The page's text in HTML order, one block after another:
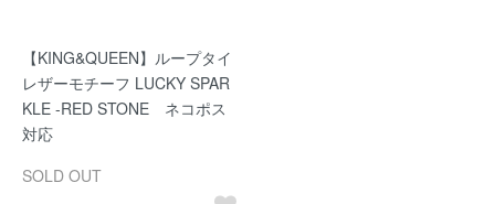
【KING&QUEEN】ループタイ
レザーモチーフ LUCKY SPAR
KLE -RED STONE ネコポス
対応
SOLD OUT